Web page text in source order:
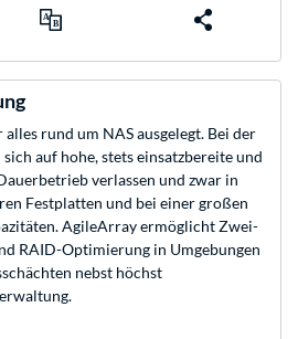
rund um NAS ausgelegt. Bei der
auf hohe, stets einsatzbereite und
verlassen und zwar in
Festplatten und bei einer großen
AgileArray ermöglicht Zwei-
RAID-Optimierung in Umgebungen
nebst höchst